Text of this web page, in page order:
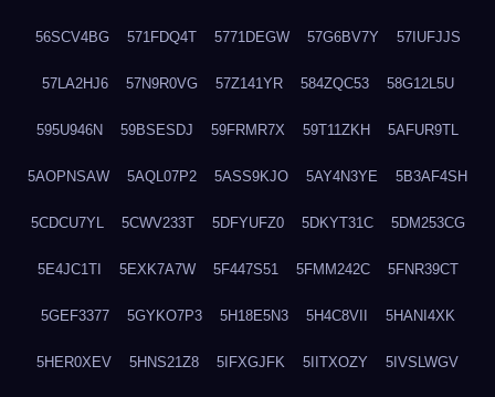
56SCV4BG 571FDQ4T 5771DEGW 57G6BV7Y 57IUFJJS
57LA2HJ6 57N9R0VG 57Z141YR 584ZQC53 58G12L5U
595U946N 59BSESDJ 59FRMR7X 59T11ZKH 5AFUR9TL
5AOPNSAW 5AQL07P2 5ASS9KJO 5AY4N3YE 5B3AF4SH
5CDCU7YL 5CWV233T 5DFYUFZ0 5DKYT31C 5DM253CG
5E4JC1TI 5EXK7A7W 5F447S51 5FMM242C 5FNR39CT
5GEF3377 5GYKO7P3 5H18E5N3 5H4C8VII 5HANI4XK
5HER0XEV 5HNS21Z8 5IFXGJFK 5IITXOZY 5IVSLWGV